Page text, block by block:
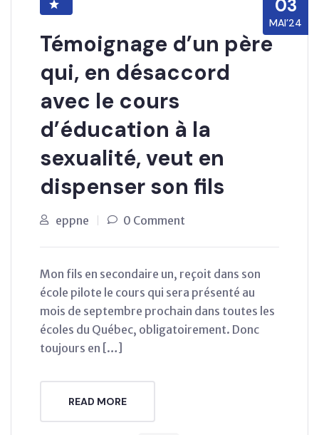
03
MAI’24
Témoignage d’un père
qui, en désaccord
avec le cours
d’éducation à la
sexualité, veut en
dispenser son fils
eppne 0 Comment
Mon fils en secondaire un, reçoit dans son
école pilote le cours qui sera présenté au
mois de septembre prochain dans toutes les
écoles du Québec, obligatoirement. Donc
toujours en […]
READ MORE